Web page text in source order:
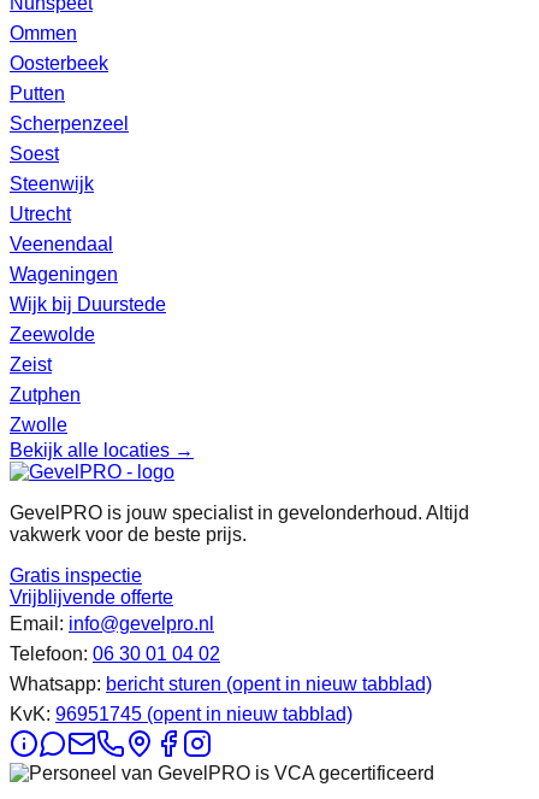
Ommen
Oosterbeek
Putten
Scherpenzeel
Soest
Steenwijk
Utrecht
Veenendaal
Wageningen
Wijk bij Duurstede
Zeewolde
Zeist
Zutphen
Zwolle
Bekijk alle locaties →
GevelPRO is jouw specialist in gevelonderhoud. Altijd
vakwerk voor de beste prijs.
Gratis inspectie
Vrijblijvende offerte
Email: info@gevelpro.nl
Telefoon: 06 30 01 04 02
Whatsapp: bericht sturen (opent in nieuw tabblad)
KvK: 96951745 (opent in nieuw tabblad)